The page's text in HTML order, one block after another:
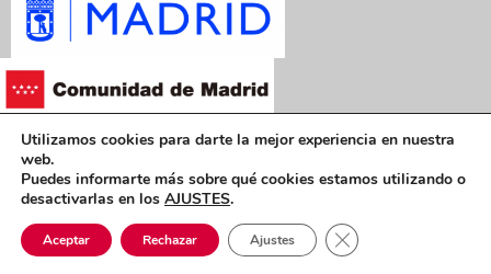
Términos y condiciones legales
Política de privacidad Política de cookies
CARNIMAD © 2019 Todos los derechos reservados
Utilizamos cookies para darte la mejor experiencia en nuestra
web.
Puedes informarte más sobre qué cookies estamos utilizando o
desactivarlas en los AJUSTES.
Aceptar Rechazar Ajustes Cerrar el banner de